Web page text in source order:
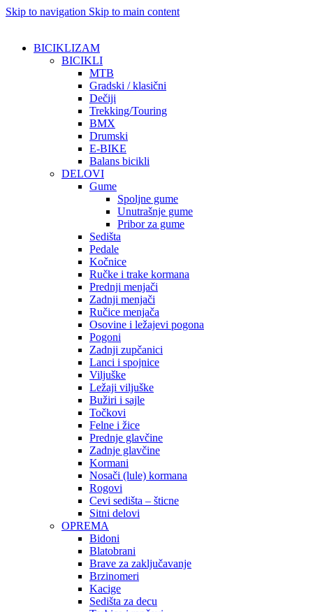
Skip to navigation Skip to main content
BICIKLIZAM
BICIKLI
MTB
Gradski / klasični
Dečiji
Trekking/Touring
BMX
Drumski
E-BIKE
Balans bicikli
DELOVI
Gume
Spoljne gume
Unutrašnje gume
Pribor za gume
Sedišta
Pedale
Kočnice
Ručke i trake kormana
Prednji menjači
Zadnji menjači
Ručice menjača
Osovine i ležajevi pogona
Pogoni
Zadnji zupčanici
Lanci i spojnice
Viljuške
Ležaji viljuške
Bužiri i sajle
Točkovi
Felne i žice
Prednje glavčine
Zadnje glavčine
Kormani
Nosači (lule) kormana
Rogovi
Cevi sedišta – šticne
Sitni delovi
OPREMA
Bidoni
Blatobrani
Brave za zaključavanje
Brzinomeri
Kacige
Sedišta za decu